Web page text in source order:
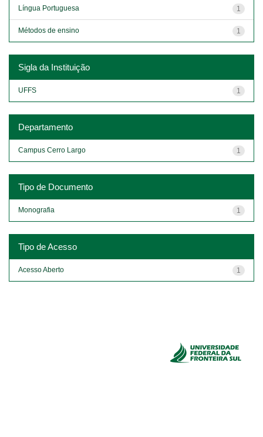
1
Língua Portuguesa
1
Métodos de ensino
Sigla da Instituição
1
UFFS
Departamento
1
Campus Cerro Largo
Tipo de Documento
1
Monografia
Tipo de Acesso
1
Acesso Aberto